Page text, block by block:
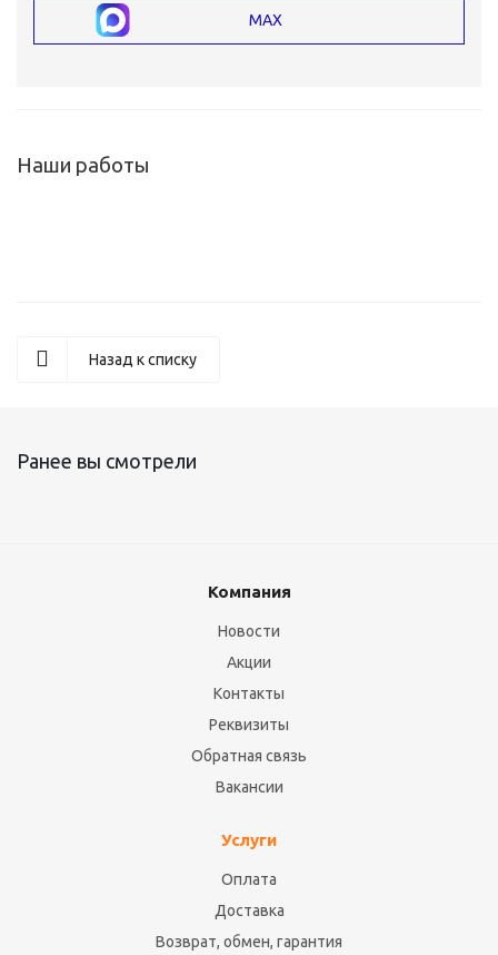
MAX
Наши работы
Назад к списку
Ранее вы смотрели
Компания
Новости
Акции
Контакты
Реквизиты
Обратная связь
Вакансии
Услуги
Оплата
Доставка
Возврат, обмен, гарантия